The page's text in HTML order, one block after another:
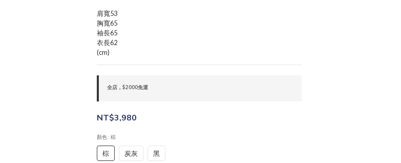
肩寬53
胸寬65
袖長65
衣長62
(cm)
全店，$2000免運
NT$3,980
顏色 : 棕
棕 炭灰 黑